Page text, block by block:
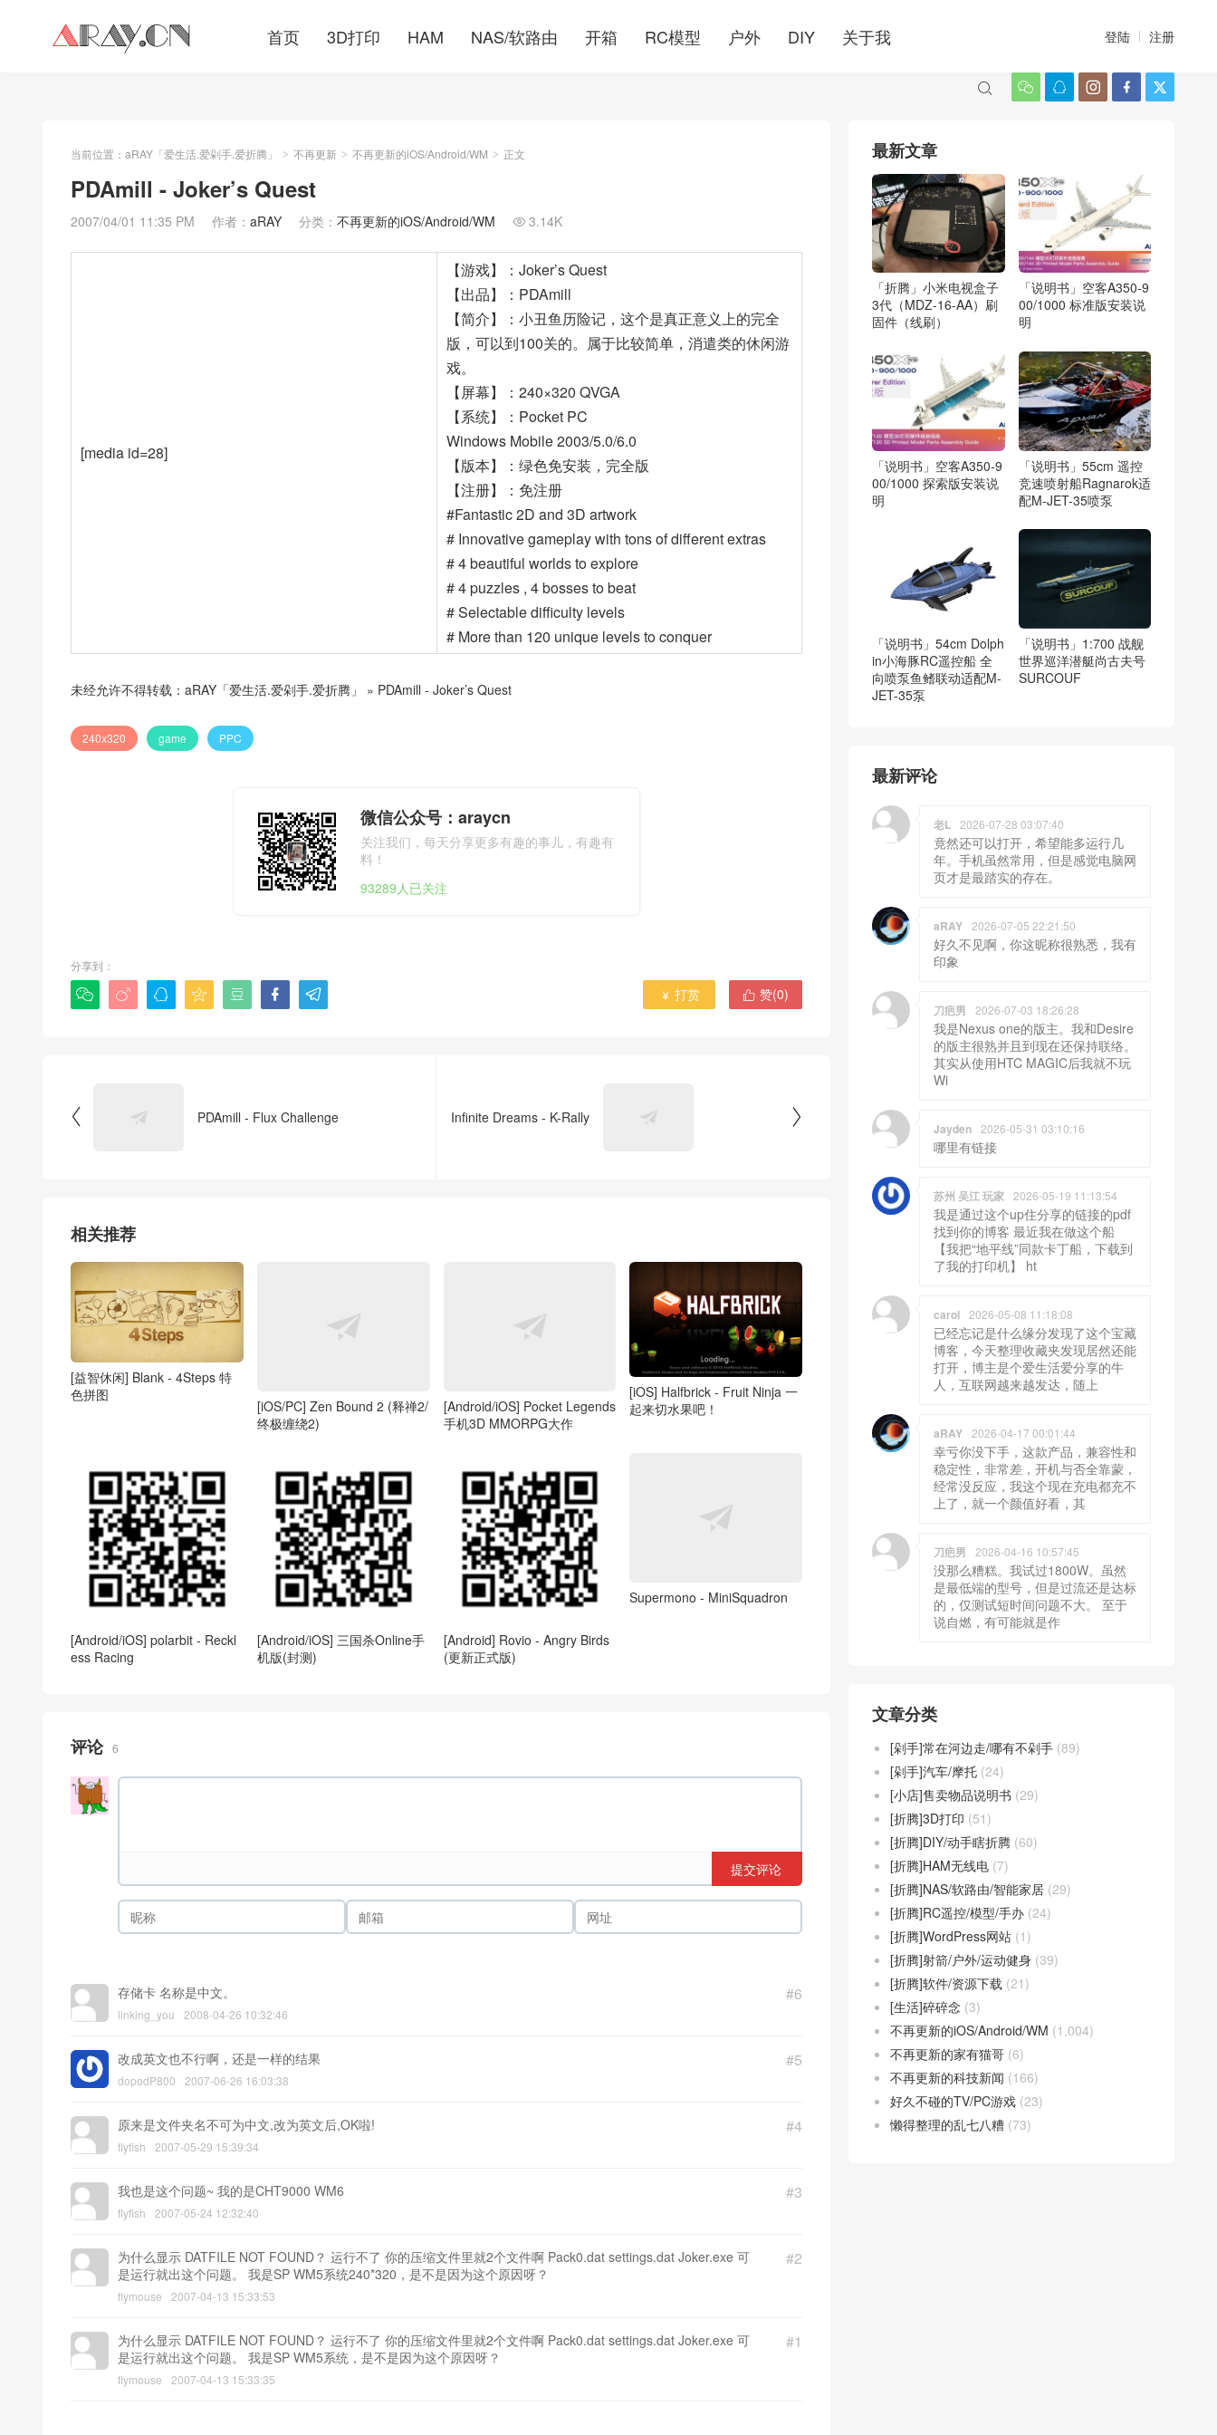
首页 3D打印 HAM NAS/软路由 开箱 RC模型 户外 DIY 关于我 登陆 注册
    

当前位置： aRAY「爱生活.爱剁手.爱折腾」 > 不再更新 > 不再更新的iOS/Android/WM > 正文
PDAmill - Joker’s Quest
2007/04/01 11:35 PM 作者： aRAY 分类： 不再更新的iOS/Android/WM  3.14K
[media id=28]
【游戏】：Joker’s Quest
【出品】：PDAmill
【简介】：小丑鱼历险记，这个是真正意义上的完全
版，可以到100关的。属于比较简单，消遣类的休闲游
戏。
【屏幕】：240×320 QVGA
【系统】：Pocket PC
Windows Mobile 2003/5.0/6.0
【版本】：绿色免安装，完全版
【注册】：免注册
#Fantastic 2D and 3D artwork
# Innovative gameplay with tons of different extras
# 4 beautiful worlds to explore
# 4 puzzles , 4 bosses to beat
# Selectable difficulty levels
# More than 120 unique levels to conquer
未经允许不得转载： aRAY「爱生活.爱剁手.爱折腾」 » PDAmill - Joker’s Quest
240x320 game PPC
微信公众号：araycn
关注我们，每天分享更多有趣的事儿，有趣有
料！
93289人已关注
分享到：
        赞(0)
 打赏
 PDAmill - Flux Challenge 
Infinite Dreams - K-Rally
相关推荐
[益智休闲] Blank - 4Steps 特
色拼图
[iOS/PC] Zen Bound 2 (释禅2/
终极缠绕2)
[Android/iOS] Pocket Legends
手机3D MMORPG大作
[iOS] Halfbrick - Fruit Ninja 一
起来切水果吧！
[Android/iOS] polarbit - Reckl
ess Racing
[Android/iOS] 三国杀Online手
机版(封测)
[Android] Rovio - Angry Birds
(更新正式版)
Supermono - MiniSquadron
评论 6
提交评论
#6
存储卡 名称是中文。
linking_you 2008-04-26 10:32:46
#5
改成英文也不行啊，还是一样的结果
dopodP800 2007-06-26 16:03:38
#4
原来是文件夹名不可为中文,改为英文后,OK啦!
flyfish 2007-05-29 15:39:34
#3
我也是这个问题~ 我的是CHT9000 WM6
flyfish 2007-05-24 12:32:40
#2
为什么显示 DATFILE NOT FOUND？ 运行不了 你的压缩文件里就2个文件啊 Pack0.dat settings.dat Joker.exe 可
是运行就出这个问题。 我是SP WM5系统240*320，是不是因为这个原因呀？
flymouse 2007-04-13 15:33:53
#1
为什么显示 DATFILE NOT FOUND？ 运行不了 你的压缩文件里就2个文件啊 Pack0.dat settings.dat Joker.exe 可
是运行就出这个问题。 我是SP WM5系统，是不是因为这个原因呀？
flymouse 2007-04-13 15:33:35
最新文章
「折腾」小米电视盒子
3代（MDZ-16-AA）刷
固件（线刷）
「说明书」空客A350-9
00/1000 标准版安装说
明
「说明书」空客A350-9
00/1000 探索版安装说
明
「说明书」55cm 遥控
竞速喷射船Ragnarok适
配M-JET-35喷泵
「说明书」54cm Dolph
in小海豚RC遥控船 全
向喷泵鱼鳍联动适配M-
JET-35泵
「说明书」1:700 战舰
世界巡洋潜艇尚古夫号
SURCOUF
最新评论
老L 2026-07-28 03:07:40
竟然还可以打开，希望能多运行几
年。手机虽然常用，但是感觉电脑网
页才是最踏实的存在。
aRAY 2026-07-05 22:21:50
好久不见啊，你这昵称很熟悉，我有
印象
刀疤男 2026-07-03 18:26:28
我是Nexus one的版主。我和Desire
的版主很熟并且到现在还保持联络。
其实从使用HTC MAGIC后我就不玩
Wi
Jayden 2026-05-31 03:10:16
哪里有链接
苏州 吴江 玩家 2026-05-19 11:13:54
我是通过这个up住分享的链接的pdf
找到你的博客 最近我在做这个船
【我把“地平线”同款卡丁船，下载到
了我的打印机】 ht
carol 2026-05-08 11:18:08
已经忘记是什么缘分发现了这个宝藏
博客，今天整理收藏夹发现居然还能
打开，博主是个爱生活爱分享的牛
人，互联网越来越发达，随上
aRAY 2026-04-17 00:01:44
幸亏你没下手，这款产品，兼容性和
稳定性，非常差，开机与否全靠蒙，
经常没反应，我这个现在充电都充不
上了，就一个颜值好看，其
刀疤男 2026-04-16 10:57:45
没那么糟糕。我试过1800W。虽然
是最低端的型号，但是过流还是达标
的，仅测试短时间问题不大。 至于
说自燃，有可能就是作
文章分类
[剁手]常在河边走/哪有不剁手 (89)
[剁手]汽车/摩托 (24)
[小店]售卖物品说明书 (29)
[折腾]3D打印 (51)
[折腾]DIY/动手瞎折腾 (60)
[折腾]HAM无线电 (7)
[折腾]NAS/软路由/智能家居 (29)
[折腾]RC遥控/模型/手办 (24)
[折腾]WordPress网站 (1)
[折腾]射箭/户外/运动健身 (39)
[折腾]软件/资源下载 (21)
[生活]碎碎念 (3)
不再更新的iOS/Android/WM (1,004)
不再更新的家有猫哥 (6)
不再更新的科技新闻 (166)
好久不碰的TV/PC游戏 (23)
懒得整理的乱七八糟 (73)